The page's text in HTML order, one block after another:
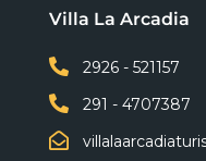
Villa La Arcadia

2926 - 521157

291 - 4707387
